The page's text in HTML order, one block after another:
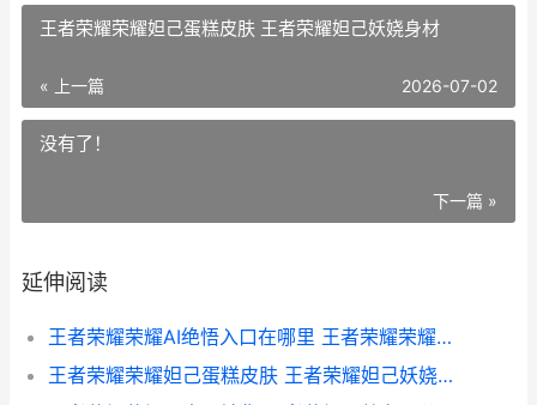
王者荣耀荣耀妲己蛋糕皮肤 王者荣耀妲己妖娆身材
« 上一篇 2026-07-02
没有了！
下一篇 »
延伸阅读
王者荣耀荣耀AI绝悟入口在哪里 王者荣耀荣耀阿轲称号怎么得
王者荣耀荣耀妲己蛋糕皮肤 王者荣耀妲己妖娆身材